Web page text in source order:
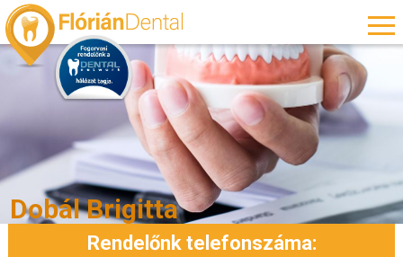
Dobál Brigitta
Rendelőnk telefonszáma: